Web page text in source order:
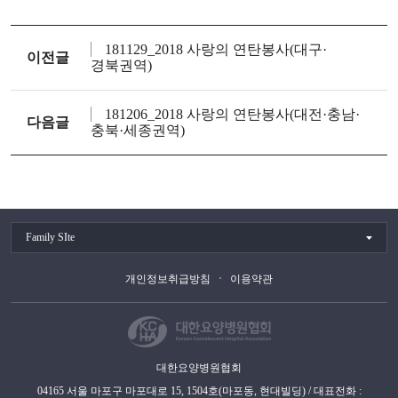
이전글
181129_2018 사랑의 연탄봉사(대구·
경북권역)
다음글
181206_2018 사랑의 연탄봉사(대전·충남·
충북·세종권역)
Family SIte
개인정보취급방침 이용약관
대한요양병원협회
04165 서울 마포구 마포대로 15, 1504호(마포동, 현대빌딩) / 대표전화 :